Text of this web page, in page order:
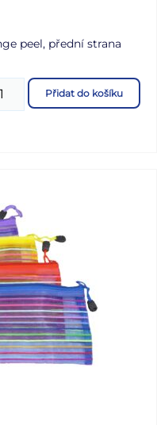
peel, přední strana
Přidat do košíku